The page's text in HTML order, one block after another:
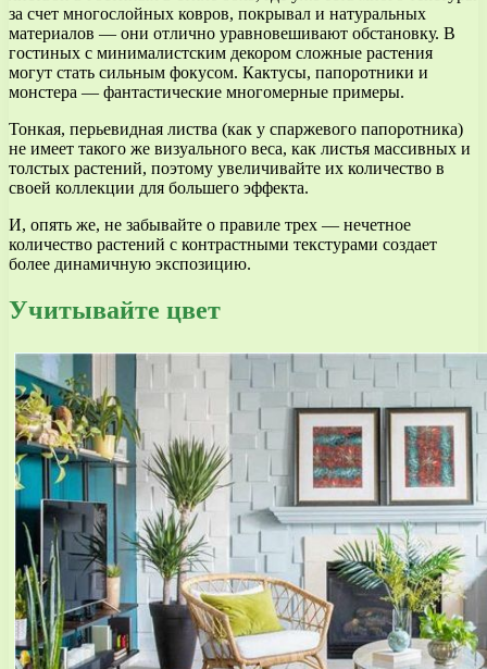
за счет многослойных ковров, покрывал и натуральных
материалов — они отлично уравновешивают обстановку. В
гостиных с минималистским декором сложные растения
могут стать сильным фокусом. Кактусы, папоротники и
монстера — фантастические многомерные примеры.
Тонкая, перьевидная листва (как у спаржевого папоротника)
не имеет такого же визуального веса, как листья массивных и
толстых растений, поэтому увеличивайте их количество в
своей коллекции для большего эффекта.
И, опять же, не забывайте о правиле трех — нечетное
количество растений с контрастными текстурами создает
более динамичную экспозицию.
Учитывайте цвет